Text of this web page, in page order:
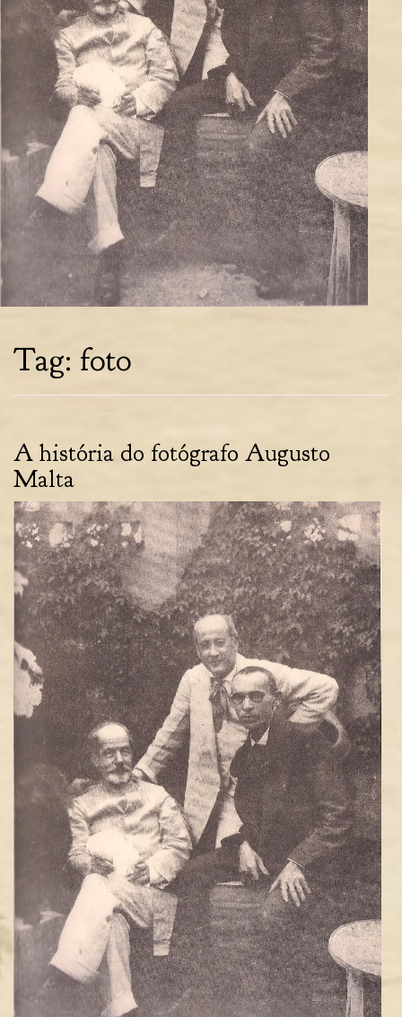
Tag: foto
A história do fotógrafo Augusto
Malta